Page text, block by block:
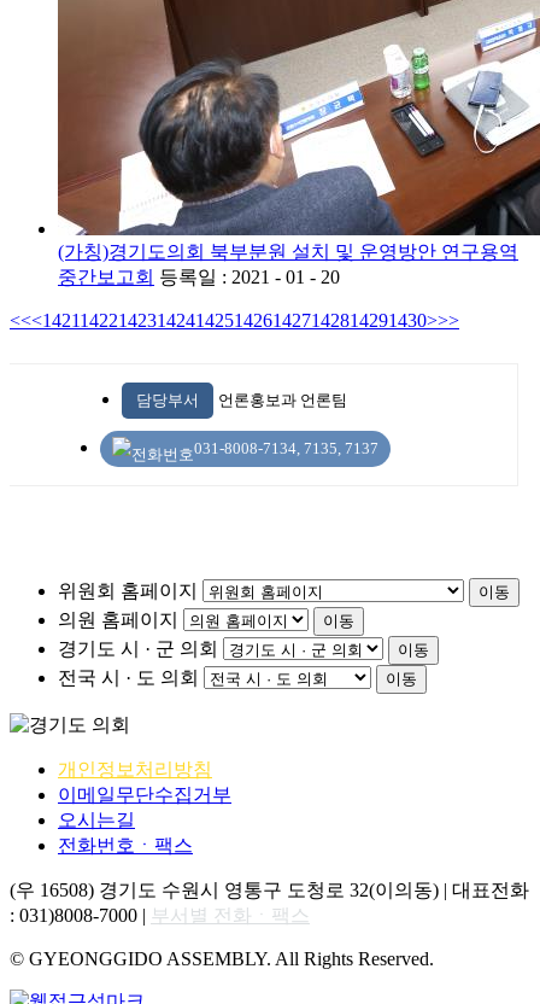
(가칭)경기도의회 북부분원 설치 및 운영방안 연구용역
중간보고회 등록일 : 2021 - 01 - 20
<<<1421142214231424142514261427142814291430>>>
담당부서 언론홍보과 언론팀
031-8008-7134, 7135, 7137
위원회 홈페이지 이동
의원 홈페이지 이동
경기도 시 · 군 의회 이동
전국 시 · 도 의회 이동
개인정보처리방침
이메일무단수집거부
오시는길
전화번호ㆍ팩스
(우 16508) 경기도 수원시 영통구 도청로 32(이의동) | 대표전화
: 031)8008-7000 | 부서별 전화ㆍ팩스
© GYEONGGIDO ASSEMBLY. All Rights Reserved.